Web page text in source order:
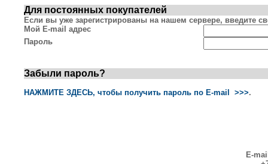
Для постоянных покупателей
Если вы уже зарегистрированы на нашем сервере, введите
Мой E-mail адрес
Пароль
Забыли пароль?
НАЖМИТЕ ЗДЕСЬ, чтобы получить пароль по E-mail >>>.
E-